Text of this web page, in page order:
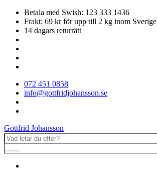
Betala med Swish: 123 333 1436
Frakt: 69 kr för upp till 2 kg inom Sverige
14 dagars returrätt
072 451 0858
info@gottfridjohansson.se
Gottfrid Johansson